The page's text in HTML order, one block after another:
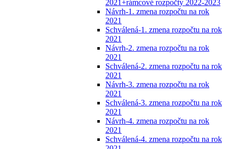
2021+rámcové rozpočty 2022-2023
Návrh-1. zmena rozpočtu na rok
2021
Schválená-1. zmena rozpočtu na rok
2021
Návrh-2. zmena rozpočtu na rok
2021
Schválená-2. zmena rozpočtu na rok
2021
Návrh-3. zmena rozpočtu na rok
2021
Schválená-3. zmena rozpočtu na rok
2021
Návrh-4. zmena rozpočtu na rok
2021
Schválená-4. zmena rozpočtu na rok